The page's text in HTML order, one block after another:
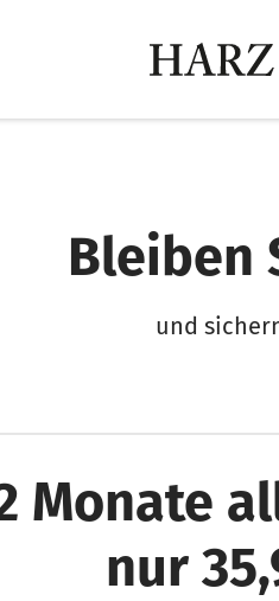
Bleiben
und
Monate
nur